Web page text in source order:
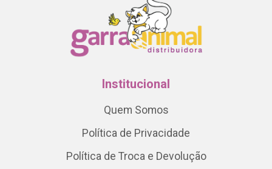
Institucional
Quem Somos
Política de Privacidade
Política de Troca e Devolução